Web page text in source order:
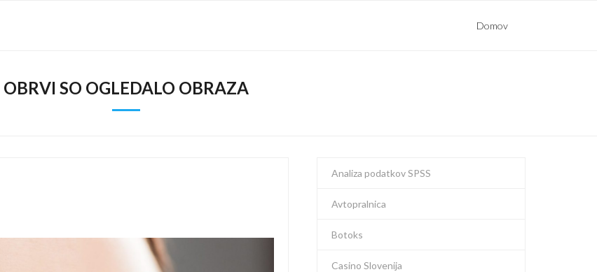
Domov
OBRVI SO OGLEDALO OBRAZA
Analiza podatkov SPSS
Avtopralnica
Botoks
Casino Slovenija